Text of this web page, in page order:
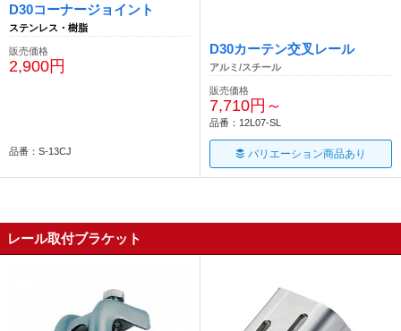
D30コーナージョイント
ステンレス・樹脂
販売価格
2,900円
品番：S-13CJ
D30カーテン交叉レール
アルミ/スチール
販売価格
7,710円～
品番：12L07-SL
バリエーション商品あり
レール取付ブラケット